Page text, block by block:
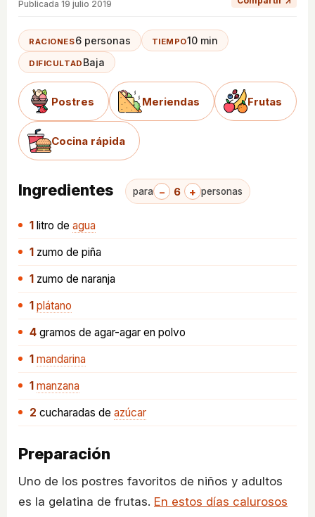
Publicada 19 julio 2019
RACIONES6 personas TIEMPO10 min
DIFICULTAD Baja
Postres Meriendas Frutas
Cocina rápida
Ingredientes para − 6 + personas
1 litro de agua
1 zumo de piña
1 zumo de naranja
1 plátano
4 gramos de agar-agar en polvo
1 mandarina
1 manzana
2 cucharadas de azúcar
Preparación
Uno de los postres favoritos de niños y adultos
es la gelatina de frutas. En estos días calurosos